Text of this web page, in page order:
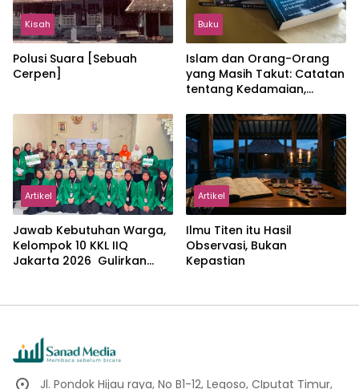
Kisah
Polusi Suara [Sebuah
Cerpen]
Buku
Islam dan Orang-Orang
yang Masih Takut: Catatan
tentang Kedamaian,
dalam Pemikiran Masykuri
Abdillah
Artikel
Jawab Kebutuhan Warga,
Kelompok 10 KKL IIQ
Jakarta 2026 Gulirkan
Artikel
Ilmu Titen itu Hasil
Observasi, Bukan
Kepastian
Jl. Pondok Hijau raya, No B1-12, Legoso, CIputat Timur,